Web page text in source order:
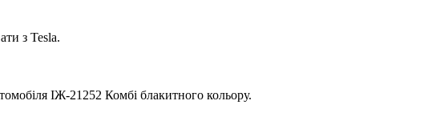
з Tesla.
ІЖ-21252 Комбі блакитного кольору.